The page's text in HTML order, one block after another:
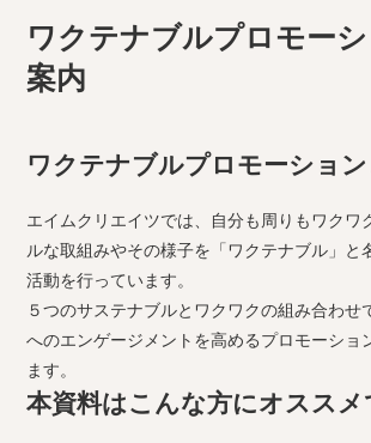
ワクテナブルプロモー
案内
ワクテナブルプロモーション
エイムクリエイツでは、自分も周りもワクワ
ルな取組みやその様子を「ワクテナブル」と
活動を行っています。
５つのサステナブルとワクワクの組み合わせ
へのエンゲージメントを高めるプロモーショ
ます。
本資料はこんな方にオススメ